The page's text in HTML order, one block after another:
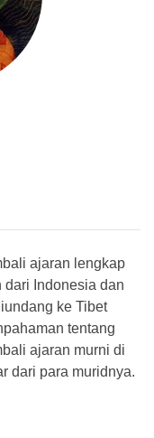
ajaran lengkap
Indonesia dan
ke Tibet
tentang
ajaran murni di
dari para muridnya.